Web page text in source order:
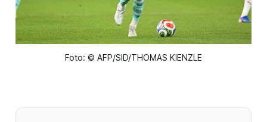
Foto: © AFP/SID/THOMAS KIENZLE